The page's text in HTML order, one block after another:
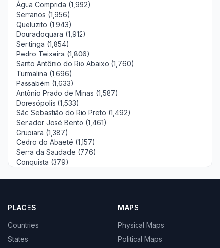
Água Comprida (1,992)
Serranos (1,956)
Queluzito (1,943)
Douradoquara (1,912)
Seritinga (1,854)
Pedro Teixeira (1,806)
Santo Antônio do Rio Abaixo (1,760)
Turmalina (1,696)
Passabém (1,633)
Antônio Prado de Minas (1,587)
Doresópolis (1,533)
São Sebastião do Rio Preto (1,492)
Senador José Bento (1,461)
Grupiara (1,387)
Cedro do Abaeté (1,157)
Serra da Saudade (776)
Conquista (379)
PLACES
Countries
States
MAPS
Physical Maps
Political Maps